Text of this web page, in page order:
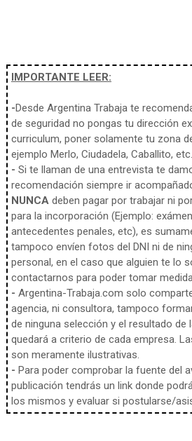
IMPORTANTE LEER:
-Desde Argentina Trabaja te
de seguridad no pongas tu dirección
curriculum, poner solamente tu zona
ejemplo Merlo, Ciudadela, Caballito, etc.
- Si te llaman de una entrevista te
recomendación siempre ir
NUNCAdeben pagar por trabajar ni
para la incorporación (Ejemplo:
antecedentes penales, etc), es
tampoco envíen fotos del DNI ni de
personal, en el caso que alguien te lo
contactarnos para poder tomar
- Argentina-Trabaja.com solo
agencia, ni consultora, tampoco
de ninguna selección y el resultado de
quedará a criterio de cada empresa.
son meramente ilustrativas.
- Para poder comprobar la fuente del
publicación tendrás un link donde
los mismos y evaluar si postularse/